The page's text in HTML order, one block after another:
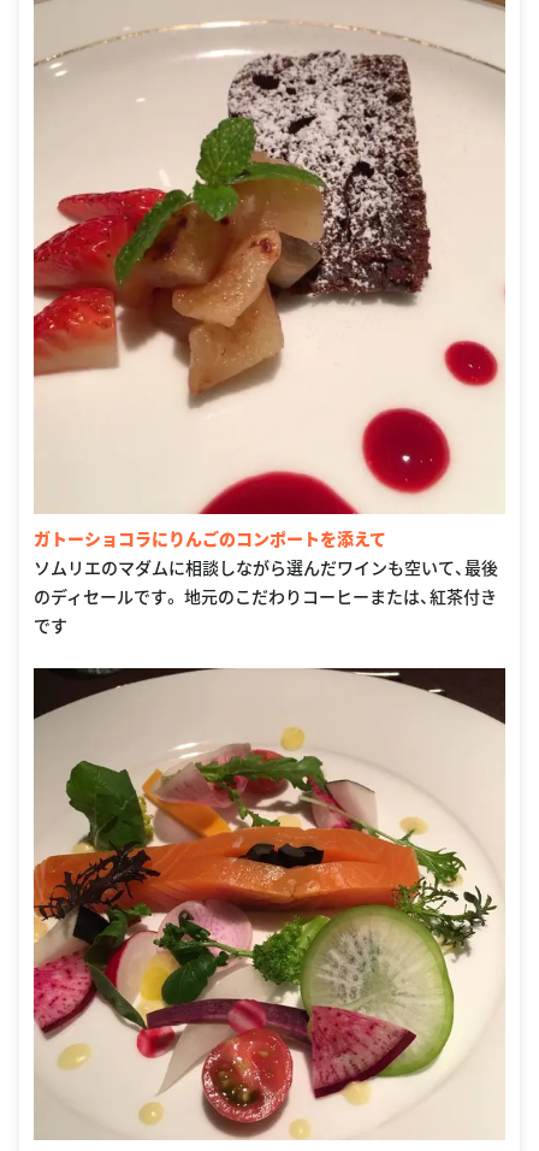
ガトーショコラにりんごのコンポートを添えて
ソムリエのマダムに相談しながら選んだワインも空いて、最後
のディセールです。 地元のこだわりコーヒーまたは、紅茶付き
です